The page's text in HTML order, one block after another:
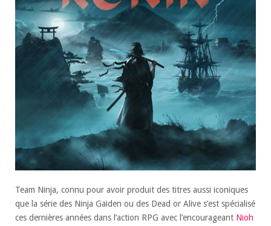
Team Ninja, connu pour avoir produit des titres aussi iconiques
que la série des Ninja Gaiden ou des Dead or Alive s’est spécialisé
ces dernières années dans l’action RPG avec l’encourageant Nioh